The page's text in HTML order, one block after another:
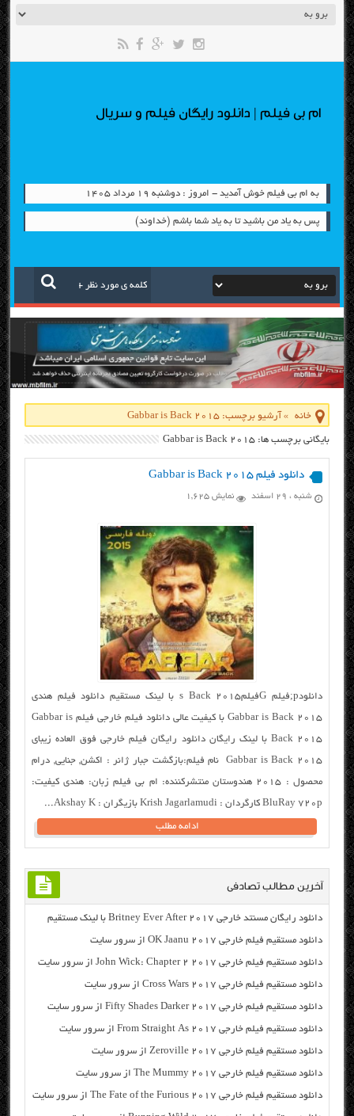
ام بی فیلم | دانلود رایگان فیلم و سریال
به ام بی فیلم خوش آمدید - امروز : دوشنبه ۱۹ مرداد ۱۴۰۵
پس به یاد من باشید تا به یاد شما باشم (خداوند)
خانه » آرشیو برچسب: Gabbar is Back 2015
بایگانی برچسب ها: Gabbar is Back 2015
دانلود فیلم Gabbar is Back 2015
شنبه ، ۲۹ اسفند نمایش 1,625
دانلودp;فیلم Gفیلمs Back 2015 با لینک مستقیم دانلود فیلم هندی
Gabbar is Back 2015 با کیفیت عالی دانلود فیلم خارجی فیلم Gabbar is
Back 2015 با لینک رایگان دانلود رایگان فیلم خارجی فوق العاده زیبای
Gabbar is Back 2015 نام فیلم:بازگشت جبار ژانر : اکشن, جنایی, درام
محصول : ۲۰۱۵ هندوستان منتشرکننده: ام بی فیلم زبان: هندی کیفیت:
BluRay 720p کارگردان : Krish Jagarlamudi بازیگران : Akshay K...
ادامه مطلب
آخرین مطالب تصادفی
دانلود رایگان مسنتد خارجی Britney Ever After 2017 با لینک مستقیم
دانلود مستقیم فیلم خارجی OK Jaanu 2017 از سرور سایت
دانلود مستقیم فیلم خارجی John Wick: Chapter 2 2017 از سرور سایت
دانلود مستقیم فیلم خارجی Cross Wars 2017 از سرور سایت
دانلود مستقیم فیلم خارجی Fifty Shades Darker 2017 از سرور سایت
دانلود مستقیم فیلم خارجی From Straight As 2017 از سرور سایت
دانلود مستقیم فیلم خارجی Zeroville 2017 از سرور سایت
دانلود مستقیم فیلم خارجی The Mummy 2017 از سرور سایت
دانلود مستقیم فیلم خارجی The Fate of the Furious 2017 از سرور سایت